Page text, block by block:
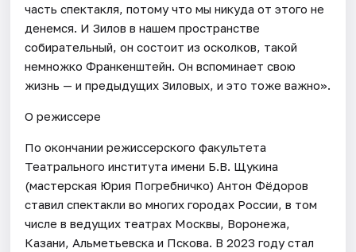
часть спектакля, потому что мы никуда от этого не
денемся. И Зилов в нашем пространстве
собирательный, он состоит из осколков, такой
немножко Франкенштейн. Он вспоминает свою
жизнь — и предыдущих Зиловых, и это тоже важно».
О режиссере
По окончании режиссерского факультета
Театрального института имени Б.В. Щукина
(мастерская Юрия Погребничко) Антон Фёдоров
ставил спектакли во многих городах России, в том
числе в ведущих театрах Москвы, Воронежа,
Казани, Альметьевска и Пскова. В 2023 году стал